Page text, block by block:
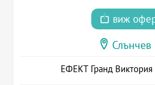
виж
Слънчев
ЕФЕКТ Гранд Виктория